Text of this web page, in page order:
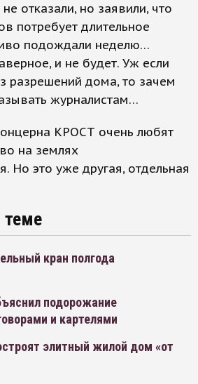
отказали, но заявили, что
потребует длительное
подождали неделю…
и не будет. Уж если
разрешений дома, то зачем
журналистам…
КРОСТ очень любят
на землях
Но это уже другая, отдельная
теме
кран полгода
подорожание
и картелями
элитный жилой дом «от